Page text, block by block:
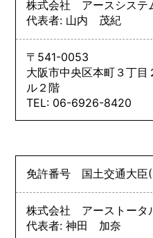
株式会社 アースシステ
代表者: 山内 茂紀
〒541-0053
大阪市中央区本町３丁
ル２階
TEL: 06-6926-8420
免許番号 国土交通大臣
株式会社 アーストータ
代表者: 神田 加奈